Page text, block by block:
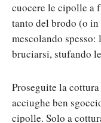
cuocere le cipolle a
tanto del brodo (o in
mescolando
bruciarsi, stufando
Proseguite la
acciughe ben
cipolle. Solo a